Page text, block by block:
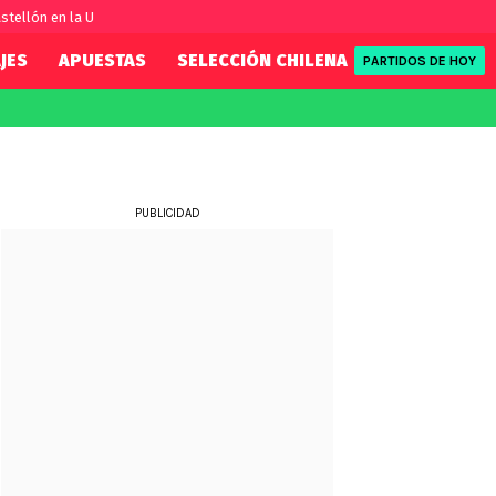
en la U
APUESTAS SELECCIÓN CHILENA REDSPORT
PARTIDOS DE HOY
PUBLICIDAD